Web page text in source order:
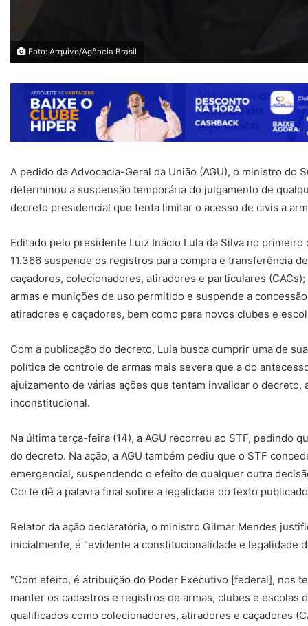
Foto: Arquivo/Agência Brasil
A pedido da Advocacia-Geral da União (AGU), o ministro do
determinou a suspensão temporária do julgamento de
decreto presidencial que tenta limitar o acesso de civis a
Editado pelo presidente Luiz Inácio Lula da Silva no
11.366 suspende os registros para compra e transferência
caçadores, colecionadores, atiradores e particulares
armas e munições de uso permitido e suspende a
atiradores e caçadores, bem como para novos clubes e
Com a publicação do decreto, Lula busca cumprir uma de
política de controle de armas mais severa que a do
ajuizamento de várias ações que tentam invalidar o decreto,
inconstitucional.
Na última terça-feira (14), a AGU recorreu ao STF, pedindo
do decreto. Na ação, a AGU também pediu que o STF
emergencial, suspendendo o efeito de qualquer outra
Corte dê a palavra final sobre a legalidade do texto
Relator da ação declaratória, o ministro Gilmar Mendes
inicialmente, é “evidente a constitucionalidade e legalidade
“Com efeito, é atribuição do Poder Executivo [federal], nos
manter os cadastros e registros de armas, clubes e
qualificados como colecionadores, atiradores e caçadores